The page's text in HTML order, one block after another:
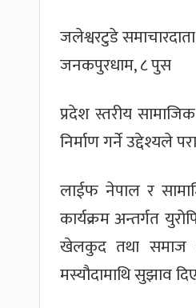
जलेश्वरटुडे समाचारदाता
जनकपुरधाम, ८ पुस
प्रदेश स्तरीय
निर्माण गर्ने उद्देश्यले
लाईफ नेपाल र
कार्यक्रम अन्तर्गत
खेलकुद तथा समाज
मस्यौदामाथि सुझाव